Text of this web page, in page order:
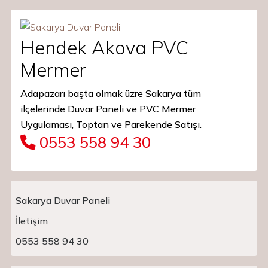
Hendek Akova PVC
Mermer
Adapazarı başta olmak üzre Sakarya tüm
ilçelerinde Duvar Paneli ve PVC Mermer
Uygulaması, Toptan ve Parekende Satışı.
0553 558 94 30
Main Navigation
Sakarya Duvar Paneli
İletişim
0553 558 94 30